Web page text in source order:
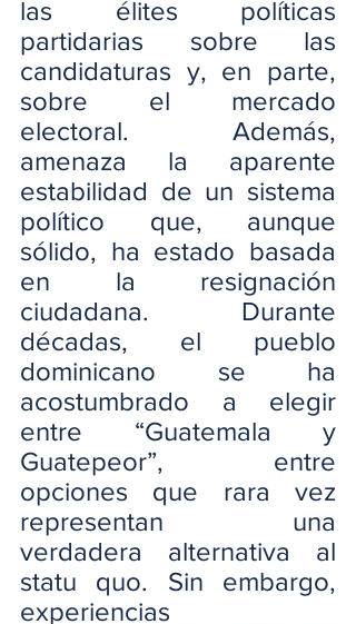
las élites políticas
partidarias sobre las
candidaturas y, en parte,
sobre el mercado
electoral. Además,
amenaza la aparente
estabilidad de un sistema
político que, aunque
sólido, ha estado basada
en la resignación
ciudadana. Durante
décadas, el pueblo
dominicano se ha
acostumbrado a elegir
entre “Guatemala y
Guatepeor”, entre
opciones que rara vez
representan una
verdadera alternativa al
statu quo. Sin embargo,
experiencias